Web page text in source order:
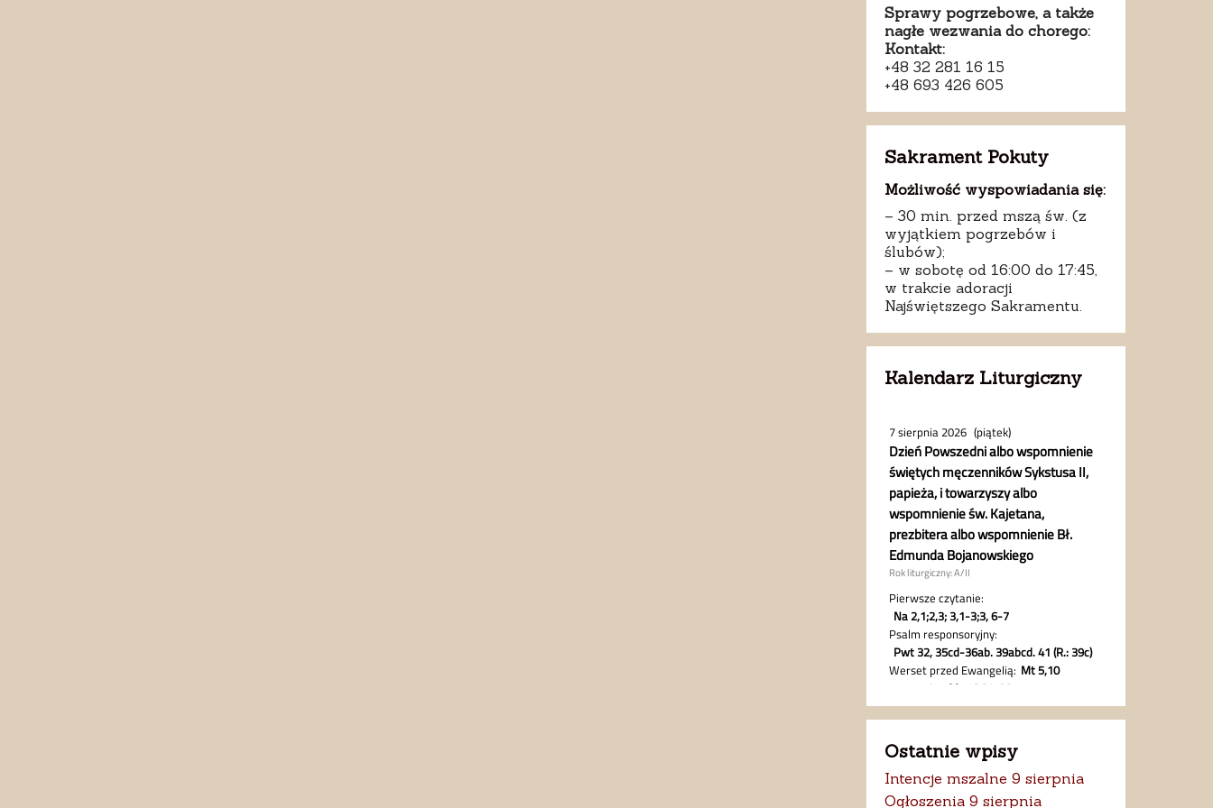
Sprawy pogrzebowe, a także
nagłe wezwania do chorego:
Kontakt:
+48 32 281 16 15
+48 693 426 605
Sakrament Pokuty
Możliwość wyspowiadania się:
– 30 min. przed mszą św. (z
wyjątkiem pogrzebów i
ślubów);
– w sobotę od 16:00 do 17:45,
w trakcie adoracji
Najświętszego Sakramentu.
Kalendarz Liturgiczny
Ostatnie wpisy
Intencje mszalne 9 sierpnia
Ogłoszenia 9 sierpnia